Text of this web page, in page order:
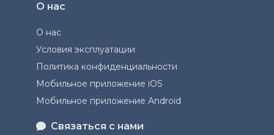
О нас
О нас
Условия эксплуатации
Политика конфиденциальности
Мобильное приложение iOS
Мобильное приложение Android
Связаться с нами